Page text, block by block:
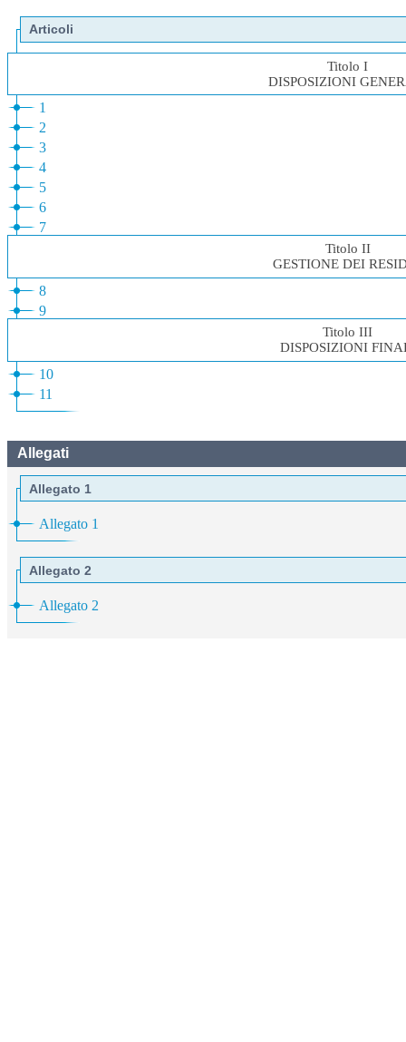
Articoli
Titolo I
DISPOSIZIONI
1
2
3
4
5
6
7
Titolo II
GESTIONE DEI
8
9
Titolo III
DISPOSIZIONI
10
11
Allegati
Allegato 1
Allegato 1
Allegato 2
Allegato 2